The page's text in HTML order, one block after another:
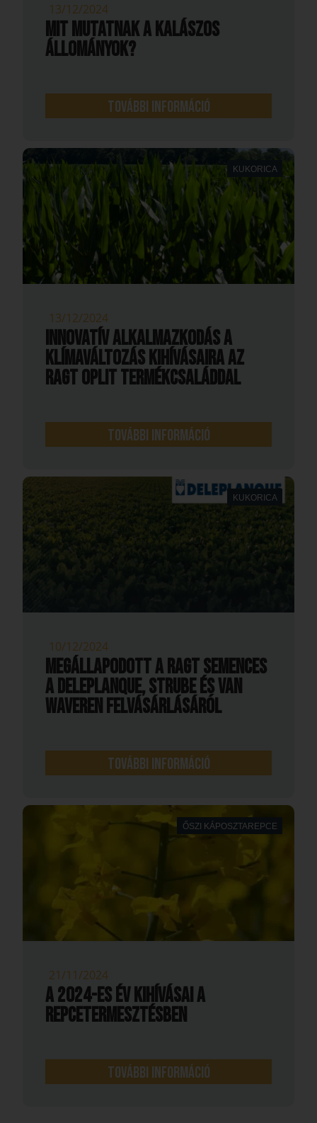
13/12/2024
MIT MUTATNAK A KALÁSZOS
ÁLLOMÁNYOK?
További információ
KUKORICA
13/12/2024
INNOVATÍV ALKALMAZKODÁS A
KLÍMAVÁLTOZÁS KIHÍVÁSAIRA AZ
RAGT OpLit TERMÉKCSALÁDDAL
További információ
KUKORICA
10/12/2024
Megállapodott a RAGT SEMENCES
a DELEPLANQUE, STRUBE és VAN
WAVEREN felvásárlásáról
További információ
ŐSZI KÁPOSZTAREPCE
21/11/2024
A 2024-es év kihívásai a
repcetermesztésben
További információ